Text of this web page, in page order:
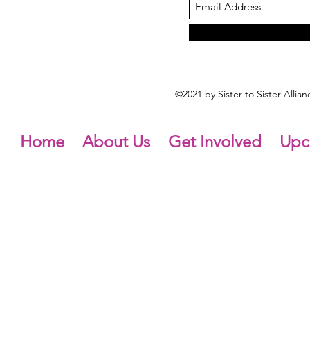
©2021 by Sister to Sister
Home About Us Get Involved